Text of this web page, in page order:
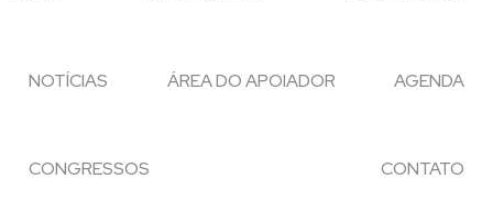
NOTÍCIAS ÁREA DO APOIADOR AGENDA
CONGRESSOS CONTATO